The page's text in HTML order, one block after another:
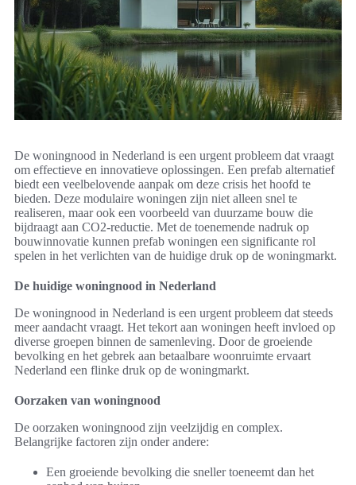
De woningnood in Nederland is een urgent probleem dat vraagt
om effectieve en innovatieve oplossingen. Een prefab alternatief
biedt een veelbelovende aanpak om deze crisis het hoofd te
bieden. Deze modulaire woningen zijn niet alleen snel te
realiseren, maar ook een voorbeeld van duurzame bouw die
bijdraagt aan CO2-reductie. Met de toenemende nadruk op
bouwinnovatie kunnen prefab woningen een significante rol
spelen in het verlichten van de huidige druk op de woningmarkt.
De huidige woningnood in Nederland
De woningnood in Nederland is een urgent probleem dat steeds
meer aandacht vraagt. Het tekort aan woningen heeft invloed op
diverse groepen binnen de samenleving. Door de groeiende
bevolking en het gebrek aan betaalbare woonruimte ervaart
Nederland een flinke druk op de woningmarkt.
Oorzaken van woningnood
De oorzaken woningnood zijn veelzijdig en complex.
Belangrijke factoren zijn onder andere:
Een groeiende bevolking die sneller toeneemt dan het